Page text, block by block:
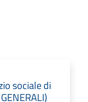
sociale di